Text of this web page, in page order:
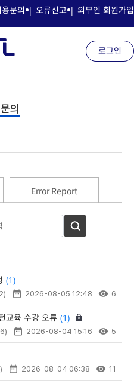
용문의 오류신고 외부인 회원가입
로그인
의
Error Report
(1)
2026-08-05 12:48 6
교육 수강 오류 (1)
2026-08-04 15:16 5
2026-08-04 06:38 11